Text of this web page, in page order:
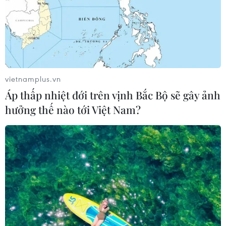
17/07/2026 02:25
Xem thêm
CƠ QUAN CHỦ QUẢN: THÔNG TẤN XÃ VIỆT NAM
Tổng Biên tập: TRẦN TIẾN DUẨN
Phó Tổng Biên tập: NGUYỄN THỊ TÁM, KHÚC THANH
THỦY
Sở hữu trí tuệ
Quy định sử dụng
RSS
Hỗ trợ
vietnamplus.vn
Áp thấp nhiệt đới trên vịnh Bắc Bộ sẽ gây ảnh
hưởng thế nào tới Việt Nam?